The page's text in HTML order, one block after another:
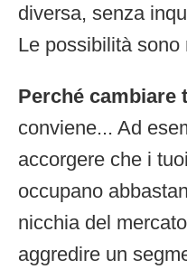
diversa, senza
Le possibilità sono
Perché cambiare
conviene... Ad
accorgere che i
occupano
nicchia del
aggredire un